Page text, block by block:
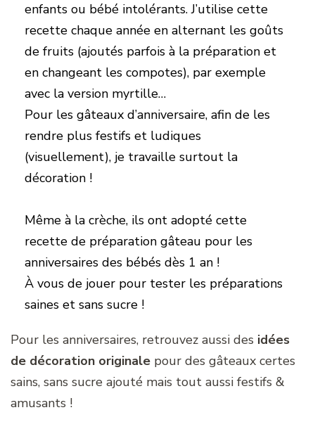
enfants ou bébé intolérants. J’utilise cette
recette chaque année en alternant les goûts
de fruits (ajoutés parfois à la préparation et
en changeant les compotes), par exemple
avec la version myrtille…
Pour les gâteaux d’anniversaire, afin de les
rendre plus festifs et ludiques
(visuellement), je travaille surtout la
décoration !
Même à la crèche, ils ont adopté cette
recette de préparation gâteau pour les
anniversaires des bébés dès 1 an !
À vous de jouer pour tester les préparations
saines et sans sucre !
Pour les anniversaires, retrouvez aussi des idées
de décoration originale pour des gâteaux certes
sains, sans sucre ajouté mais tout aussi festifs &
amusants !